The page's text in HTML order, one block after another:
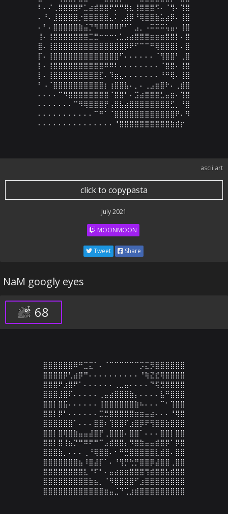
⠇⠄⠌⢀⣿⣿⣿⣿⠟⣁⣴⣾⣿⣿⠟⡛⠛⢿⣆⢸⣿⣿⣿⠫⠄⠈⢻⠄⢹⣿
⠄⠘⠄⣸⣿⣿⣿⣿⡐⣿⣿⣿⣿⣿⣄⠅⢀⣼⡿⠘⢿⣿⣿⣷⣥⣴⡿⠄⢸⣿
⠄⠃⠄⣿⣿⣿⣿⣿⣷⣬⡙⠻⠿⠿⠿⠿⠟⠋⠁⣠⡀⠠⠭⠭⠭⢥⣤⠄⢸⣿
⢸⠄⢸⣿⣿⣿⣿⣿⣿⣿⣉⣛⠒⠒⠒⢂⣁⣠⣴⣿⣿⣿⣶⣶⣶⣿⣿⡇⠄⣿
⣿⠄⢸⣿⣿⣿⣿⣿⣿⣿⣿⣿⣿⣿⣿⣿⣿⡿⠟⠋⠉⠉⠛⢿⣿⣿⣿⡇⠄⣿
⡏⠄⢸⣿⣿⣿⣿⣿⣿⣿⣿⣿⣿⣿⣿⣿⠋⠄⠄⠄⠄⠄⠄⠈⢻⣿⣿⠃⢀⣿
⡇⠄⢸⣿⣿⣿⣿⣿⣿⣿⣿⣿⣿⠿⠿⠇⠄⠄⠄⠄⠄⠄⠄⠄⠈⣿⣿⠄⢸⣿
⡇⠄⢸⣿⣿⣿⣿⣿⣿⣿⣿⣿⣏⠄⠹⣶⣄⠄⠄⠄⠄⠄⠄⠄⠘⠛⢿⠄⢸⣿
⠃⠠⠈⣿⣿⣿⣿⣿⣿⣿⣿⣿⣿⡆⢰⣿⣿⣧⠄⡀⠄⢀⣠⣶⣿⠗⠄⢀⣾⣿
⠄⠄⠄⠄⠉⠻⣿⣿⣿⣿⣿⣿⣿⣿⠈⣿⣿⠃⠄⣩⣴⣿⣿⣿⣃⣤⣶⠄⢹⣿
⠄⠄⠄⠄⠄⠄⠄⠉⠻⢿⣿⣿⣿⡟⢠⣿⣧⣴⣿⣿⣿⣿⣿⣿⣿⣿⣋⡀⠘⣿
⠄⠄⠄⠄⠄⠄⠄⠄⠄⠄⠄⠉⠛⠁⠈⣿⣿⣿⣿⣿⣿⣿⣿⣿⣿⣿⣿⠟⠄⠻
⠄⠄⠄⠄⠄⠄⠄⠄⠄⠄⠄⠄⠄⠄⠄⠘⣿⣿⣿⣿⣿⣿⣿⣿⣿⣿⣷⣾⡖
ascii art
click to copypasta
July 2021
MOONMOON
Tweet Share
NaM googly eyes
68
⣿⣿⣿⣿⣿⣿⠿⠛⣉⣍⠁⠄⠈⠉⠉⠉⠉⠉⠉⡩⣍⡻⣿⣿⣿⣿⣿⣿
⣿⣿⣿⣿⡿⢃⣴⡿⠛⠄⠄⠄⠄⠄⠄⠄⠄⠄⠄⠘⢷⣝⣞⢿⣿⣿⣿⣿
⣿⣿⣿⠟⣰⣿⠟⠁⠄⠄⠄⠄⠄⠄⢀⣀⣤⠄⠄⠄⠄⠙⢯⣻⣿⣿⣿⣿
⣿⣿⣿⣸⣿⠏⠄⠄⠄⠄⠄⢀⣤⣴⣿⣿⣿⣷⡄⠄⠄⠄⠄⣧⠛⣿⣿⣿
⣿⣿⡇⣿⣯⠄⠄⠄⠄⠄⠄⢸⣿⣿⣿⣿⣿⣿⣷⠦⠄⠄⠄⠉⠂⢹⣿⣿
⣿⣿⡇⡿⠃⠄⠄⠄⠄⠄⠄⣉⣛⣿⣿⣿⣿⣿⣶⣶⣤⣴⠄⠄⠄⠘⢿⣿
⣿⣿⣿⣿⣿⣿⠁⠄⠄⠄⣿⣿⠆⢹⣿⣿⠏⣰⣿⡿⠟⢻⣿⣿⣷⣿⣿⣿
⣿⣿⡇⣿⢿⣿⣷⣤⣤⣼⣿⡟⢀⣿⣿⣿⠄⣿⣿⠁⠄⠄⠄⣿⣿⡇⣿⣿
⣿⣿⡇⣿⢸⣦⡙⠛⠿⠟⠛⠉⣠⣾⣿⣿⡄⠻⣿⣷⣤⣤⣾⣿⡿⠁⡿⣿
⣿⣿⣿⣷⡀⠄⠄⠄⢀⠘⢿⣿⣿⠄⠂⠛⣛⣿⣿⣿⣿⣿⣇⣾⣿⠄⣿⣿
⣿⣿⣿⣿⣿⣿⣿⣦⠸⣿⣼⡏⠁⠄⠘⢻⡛⢓⡛⣿⣿⡿⣼⣿⣿⢀⣿⣿
⣿⣿⣿⣿⣿⣿⣿⣿⣇⠘⠏⠃⠄⣤⣴⣶⣶⣿⣿⣿⢻⣾⣿⣿⣧⣾⣿⣿
⣿⣿⣿⣿⣿⣿⣿⣿⣿⣷⣦⡀⠈⠻⣿⣿⣽⣿⠋⣰⣿⣿⣿⣿⣿⣿⣿⣿
⣿⣿⣿⣿⣿⣿⣿⣿⣿⣿⣿⣿⣶⣤⣈⠙⢉⣰⣾⣿⣿⣿⣿⣿⣿⣿⣿⣿